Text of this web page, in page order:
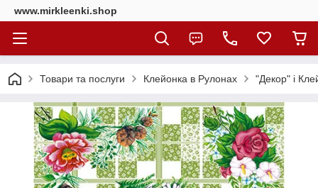
www.mirkleenki.shop
Товари та послуги Клейонка в Рулонах "Декор" і